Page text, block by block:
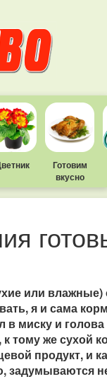
Готовим
вкусно
или влажные)
я и сама
в миску и
тому же сухой
продукт, и
задумываются